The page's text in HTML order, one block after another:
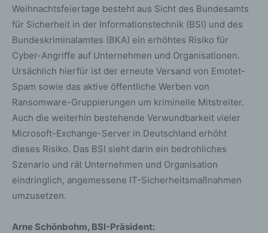
Weihnachtsfeiertage besteht aus Sicht des Bundesamts
für Sicherheit in der Informationstechnik (BSI) und des
Bundeskriminalamtes (BKA) ein erhöhtes Risiko für
Cyber-Angriffe auf Unternehmen und Organisationen.
Ursächlich hierfür ist der erneute Versand von Emotet-
Spam sowie das aktive öffentliche Werben von
Ransomware-Gruppierungen um kriminelle Mitstreiter.
Auch die weiterhin bestehende Verwundbarkeit vieler
Microsoft-Exchange-Server in Deutschland erhöht
dieses Risiko. Das BSI sieht darin ein bedrohliches
Szenario und rät Unternehmen und Organisation
eindringlich, angemessene IT-Sicherheitsmaßnahmen
umzusetzen.
Arne Schönbohm, BSI-Präsident: